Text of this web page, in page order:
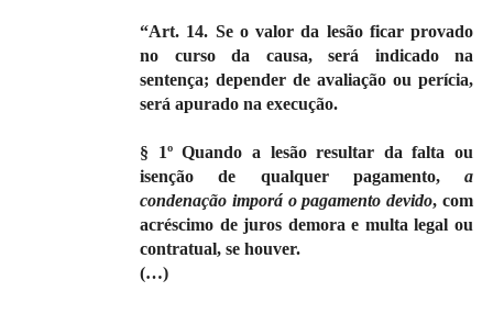
“Art. 14. Se o valor da lesão ficar provado
no curso da causa, será indicado na
sentença; depender de avaliação ou perícia,
será apurado na execução.
§ 1º Quando a lesão resultar da falta ou
isenção de qualquer pagamento,a
condenação imporá o pagamento devido, com
acréscimo de juros demora e multa legal ou
contratual, se houver.
(…)